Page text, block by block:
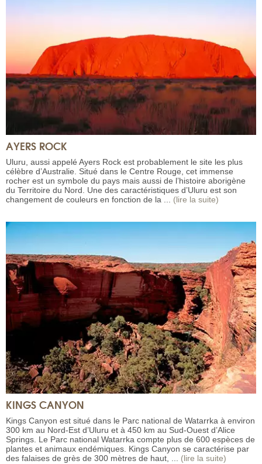
AYERS ROCK
Uluru, aussi appelé Ayers Rock est probablement le site les plus
célèbre d’Australie. Situé dans le Centre Rouge, cet immense
rocher est un symbole du pays mais aussi de l’histoire aborigène
du Territoire du Nord. Une des caractéristiques d’Uluru est son
changement de couleurs en fonction de la ... (lire la suite)
KINGS CANYON
Kings Canyon est situé dans le Parc national de Watarrka à environ
300 km au Nord-Est d’Uluru et à 450 km au Sud-Ouest d’Alice
Springs. Le Parc national Watarrka compte plus de 600 espèces de
plantes et animaux endémiques. Kings Canyon se caractérise par
des falaises de grès de 300 mètres de haut, ... (lire la suite)